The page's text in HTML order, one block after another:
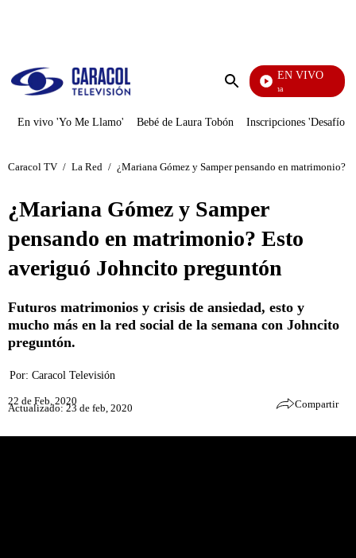
Enviar
EN VIVO
Ciudad Lejana
En vivo 'Yo Me Llamo' Bebé de Laura Tobón Inscripciones 'Desafío'
Caracol TV / La Red / ¿Mariana Gómez y Samper pensando en matrimonio?
¿Mariana Gómez y Samper
pensando en matrimonio? Esto
averiguó Johncito preguntón
Futuros matrimonios y crisis de ansiedad, esto y
mucho más en la red social de la semana con Johncito
preguntón.
Por: Caracol Televisión
22 de Feb, 2020
Actualizado: 23 de feb, 2020 Compartir